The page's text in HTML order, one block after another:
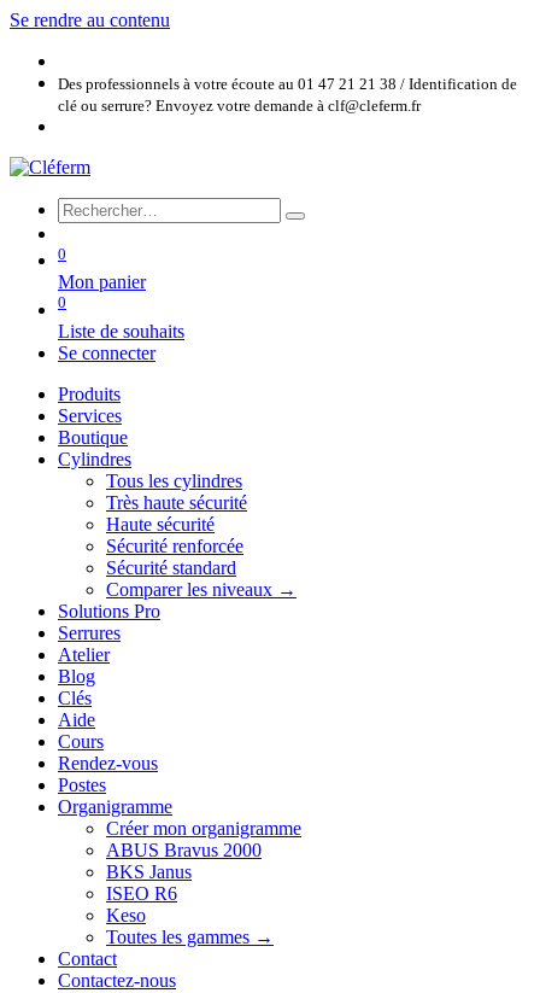
Se rendre au contenu
Des professionnels à votre écoute au 01 47 21 21 38 / Identification de
clé ou serrure? Envoyez votre demande à clf@cleferm.fr
0
Mon panier
0
Liste de souhaits
Se connecter
Produits
Services
Boutique
Cylindres
Tous les cylindres
Très haute sécurité
Haute sécurité
Sécurité renforcée
Sécurité standard
Comparer les niveaux →
Solutions Pro
Serrures
Atelier
Blog
Clés
Aide
Cours
Rendez-vous
Postes
Organigramme
Créer mon organigramme
ABUS Bravus 2000
BKS Janus
ISEO R6
Keso
Toutes les gammes →
Contact
Contactez-nous